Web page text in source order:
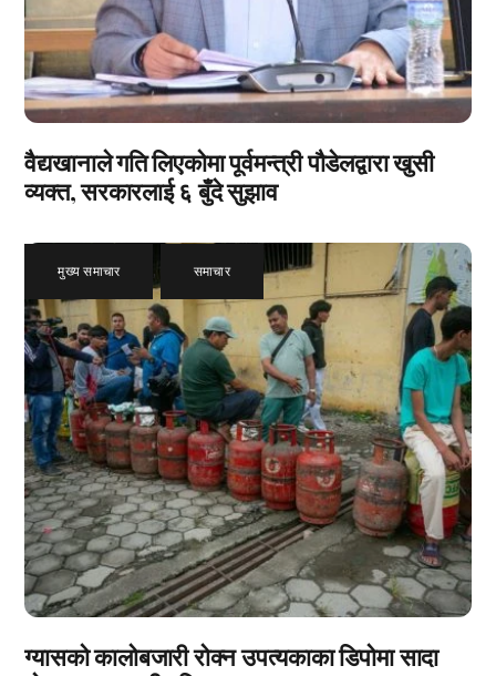
वैद्यखानाले गति लिएकोमा पूर्वमन्त्री पौडेलद्वारा खुसी
व्यक्त, सरकारलाई ६ बुँदे सुझाव
मुख्य समाचार , समाचार
ग्यासको कालोबजारी रोक्न उपत्यकाका डिपोमा सादा